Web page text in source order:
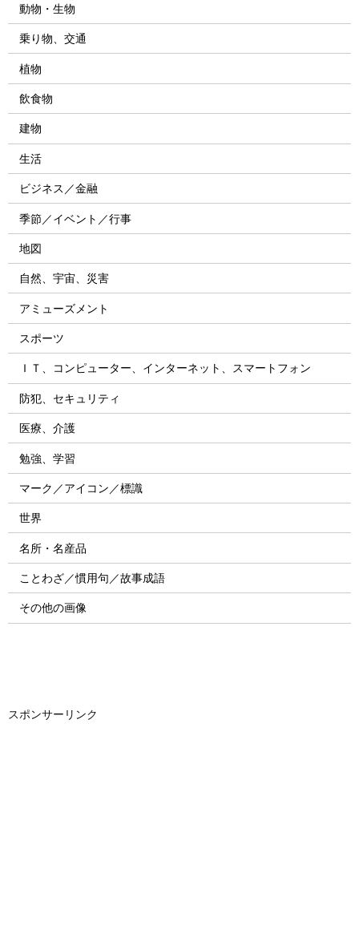
動物・生物
乗り物、交通
植物
飲食物
建物
生活
ビジネス／金融
季節／イベント／行事
地図
自然、宇宙、災害
アミューズメント
スポーツ
ＩＴ、コンピューター、インターネット、スマートフォン
防犯、セキュリティ
医療、介護
勉強、学習
マーク／アイコン／標識
世界
名所・名産品
ことわざ／慣用句／故事成語
その他の画像
スポンサーリンク